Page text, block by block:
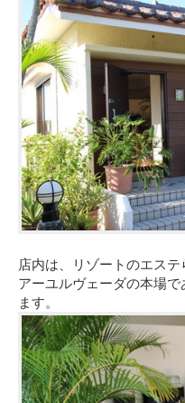
店内は、リゾートのエステ
アーユルヴェーダの本場
ます。